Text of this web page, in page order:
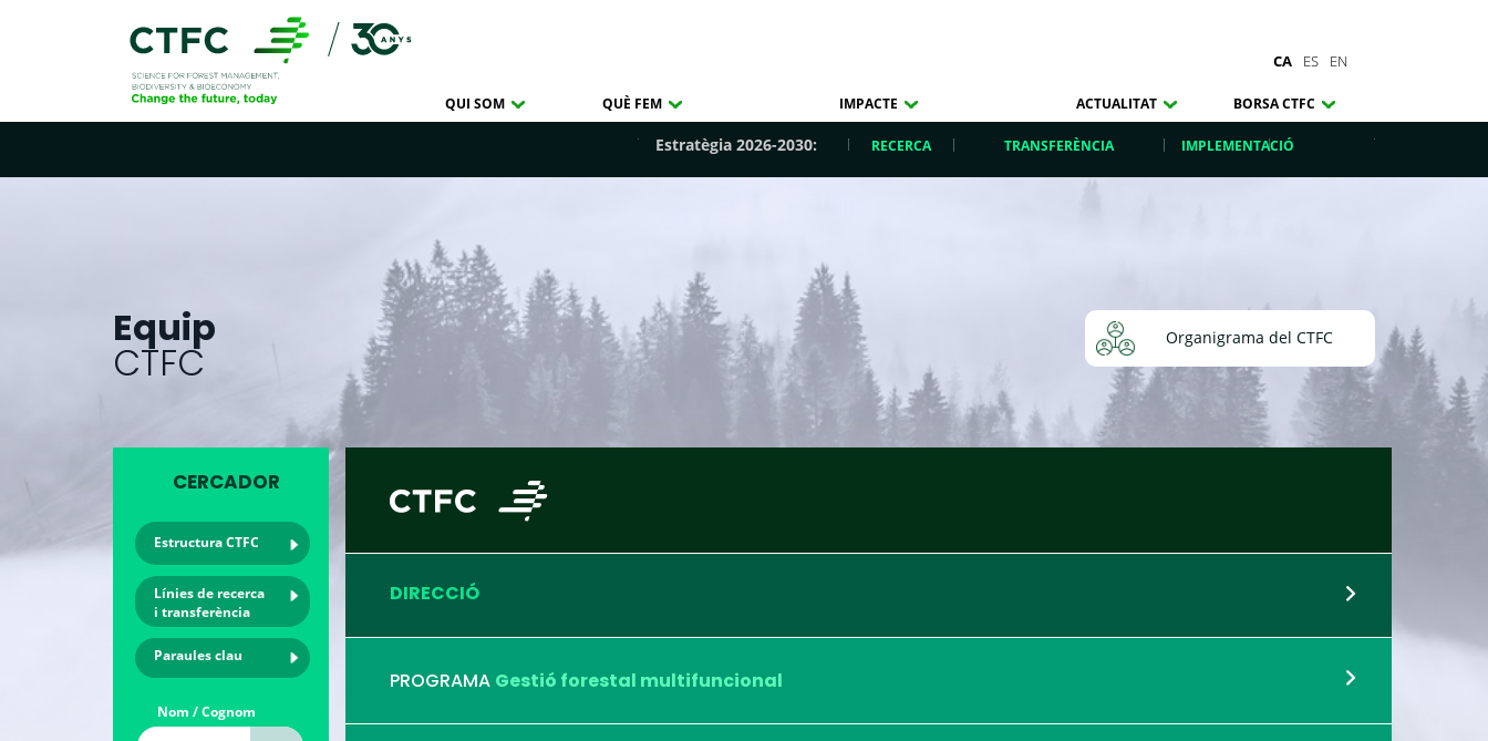
CA ES EN
QUI SOM QUÈ FEM IMPACTE ACTUALITAT BORSA CTFC
Estratègia 2026-2030: RECERCA TRANSFERÈNCIA IMPLEMENTACIÓ
Equip
CTFC
Organigrama del CTFC
CERCADOR
Estructura CTFC
Línies de recerca
i transferència
Paraules clau
Nom / Cognom
DIRECCIÓ
PROGRAMA Gestió forestal multifuncional